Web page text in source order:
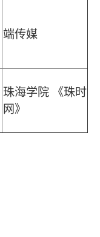
端传媒
珠海学院 《珠时
网》